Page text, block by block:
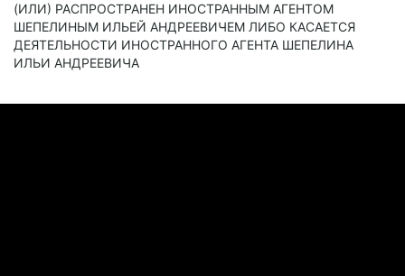
(ИЛИ) РАСПРОСТРАНЕН ИНОСТРАННЫМ АГЕНТОМ
ШЕПЕЛИНЫМ ИЛЬЕЙ АНДРЕЕВИЧЕМ ЛИБО КАСАЕТСЯ
ДЕЯТЕЛЬНОСТИ ИНОСТРАННОГО АГЕНТА ШЕПЕЛИНА
ИЛЬИ АНДРЕЕВИЧА